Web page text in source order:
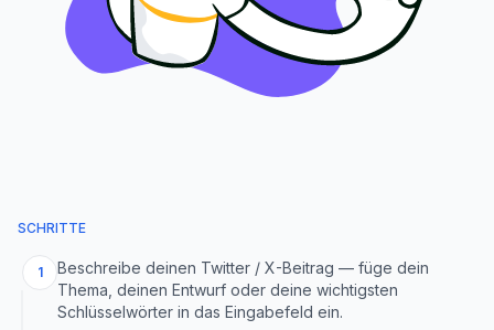
SCHRITTE
1
Beschreibe deinen Twitter / X-Beitrag — füge dein
Thema, deinen Entwurf oder deine wichtigsten
Schlüsselwörter in das Eingabefeld ein.